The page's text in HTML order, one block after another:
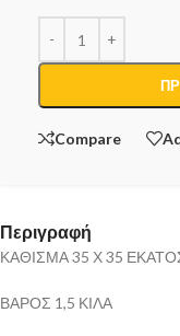
Compare
Περιγραφή
ΚΑΘΙΣΜΑ 35 Χ 35
ΒΑΡΟΣ 1,5 ΚΙΛΑ